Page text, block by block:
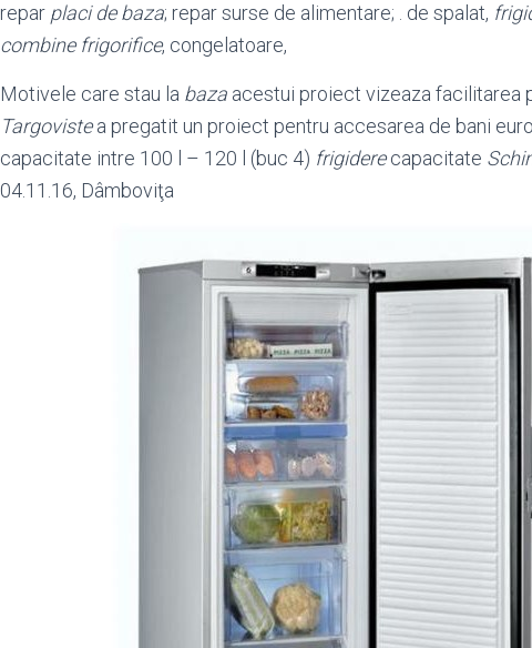
repar placi de baza; repar surse de alimentare; . de spalat,
combine frigorifice, congelatoare,
Motivele care stau la baza acestui proiect vizeaza facilitarea
Targovistea pregatit un proiect pentru accesarea de bani
capacitate intre 100 l – 120 l (buc 4) frigiderecapacitate
04.11.16, Dâmboviţa